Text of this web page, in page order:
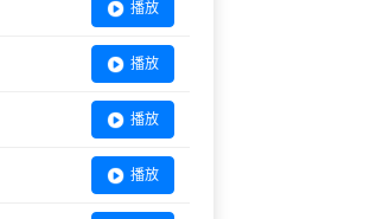
播放
播放
播放
播放